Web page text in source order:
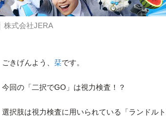
株式会社JERA
ごきげんよう、 栞です。
今回の「二択でGO」は視力検査！？
選択肢は視力検査に用いられている「ランドル